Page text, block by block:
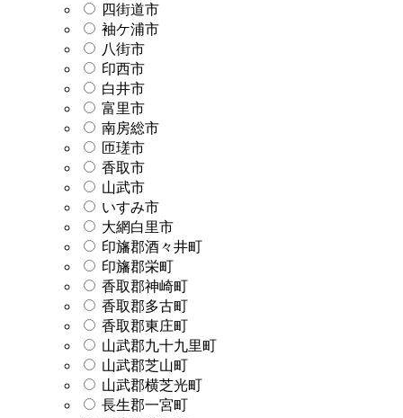
四街道市
袖ケ浦市
八街市
印西市
白井市
富里市
南房総市
匝瑳市
香取市
山武市
いすみ市
大網白里市
印旛郡酒々井町
印旛郡栄町
香取郡神崎町
香取郡多古町
香取郡東庄町
山武郡九十九里町
山武郡芝山町
山武郡横芝光町
長生郡一宮町